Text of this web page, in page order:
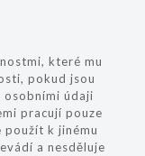
které mu
pokud jsou
osobními údaji
pracují pouze
použít k jinému
a nesděluje